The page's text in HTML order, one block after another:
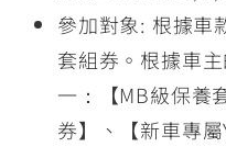
參加對象: 根據車
套組券。根據車
一：【MB級保養
券】、【新車專屬